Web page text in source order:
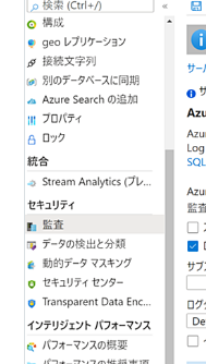
ている。ただし、トラ
代わりに、スケーラ
SimpleDBと比較して